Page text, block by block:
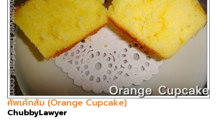
คัพเค้กส้ม (Orange Cupcake)
ChubbyLawyer